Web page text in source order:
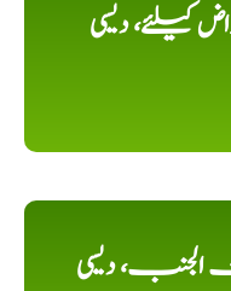
کیلئے، دیسی
الجنب، دیسی